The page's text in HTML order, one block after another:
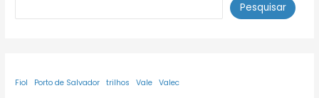
Pesquisar
Fiol Porto de Salvador trilhos Vale Valec